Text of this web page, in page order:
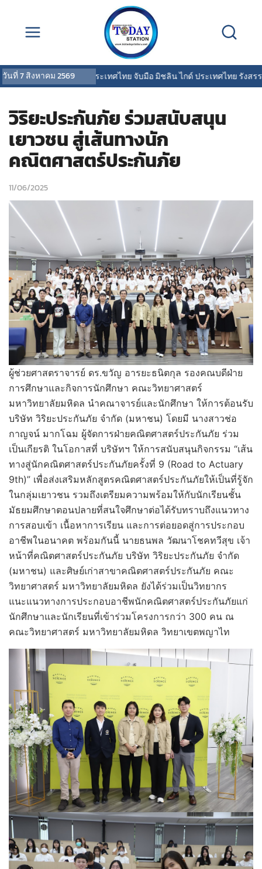
วันที่7 สิงหาคม 2569
พรูเด็นเชียล ประเทศไทย จับมือ มิชลิน ไกด์ ประเทศไทย รังสรร
วิริยะประกันภัย ร่วมสนับสนุน
เยาวชน สู่เส้นทางนัก
คณิตศาสตร์ประกันภัย
11/06/2025
ผู้ช่วยศาสตราจารย์ ดร.ขวัญ อารยะธนิตกุล รองคณบดีฝ่าย
การศึกษาและกิจการนักศึกษา คณะวิทยาศาสตร์
มหาวิทยาลัยมหิดล นำคณาจารย์และนักศึกษา ให้การต้อนรับ
บริษัท วิริยะประกันภัย จำกัด (มหาชน) โดยมี นางสาวช่อ
กาญจน์ มากโฉม ผู้จัดการฝ่ายคณิตศาสตร์ประกันภัย ร่วม
เป็นเกียรติ ในโอกาสที่ บริษัทฯ ให้การสนับสนุนกิจกรรม “เส้น
ทางสู่นักคณิตศาสตร์ประกันภัยครั้งที่ 9 (Road to Actuary
9th)” เพื่อส่งเสริมหลักสูตรคณิตศาสตร์ประกันภัยให้เป็นที่รู้จัก
ในกลุ่มเยาวชน รวมถึงเตรียมความพร้อมให้กับนักเรียนชั้น
มัธยมศึกษาตอนปลายที่สนใจศึกษาต่อได้รับทราบถึงแนวทาง
การสอบเข้า เนื้อหาการเรียน และการต่อยอดสู่การประกอบ
อาชีพในอนาคต พร้อมกันนี้ นายธนพล วัฒนาโชคทวีสุข เจ้า
หน้าที่คณิตศาสตร์ประกันภัย บริษัท วิริยะประกันภัย จำกัด
(มหาชน) และศิษย์เก่าสาขาคณิตศาสตร์ประกันภัย คณะ
วิทยาศาสตร์ มหาวิทยาลัยมหิดล ยังได้ร่วมเป็นวิทยากร
แนะแนวทางการประกอบอาชีพนักคณิตศาสตร์ประกันภัยแก่
นักศึกษาและนักเรียนที่เข้าร่วมโครงการกว่า 300 คน ณ
คณะวิทยาศาสตร์ มหาวิทยาลัยมหิดล วิทยาเขตพญาไท